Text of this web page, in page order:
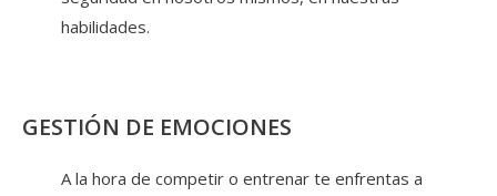
habilidades.
GESTIÓN DE EMOCIONES
A la hora de competir o entrenar te enfrentas a